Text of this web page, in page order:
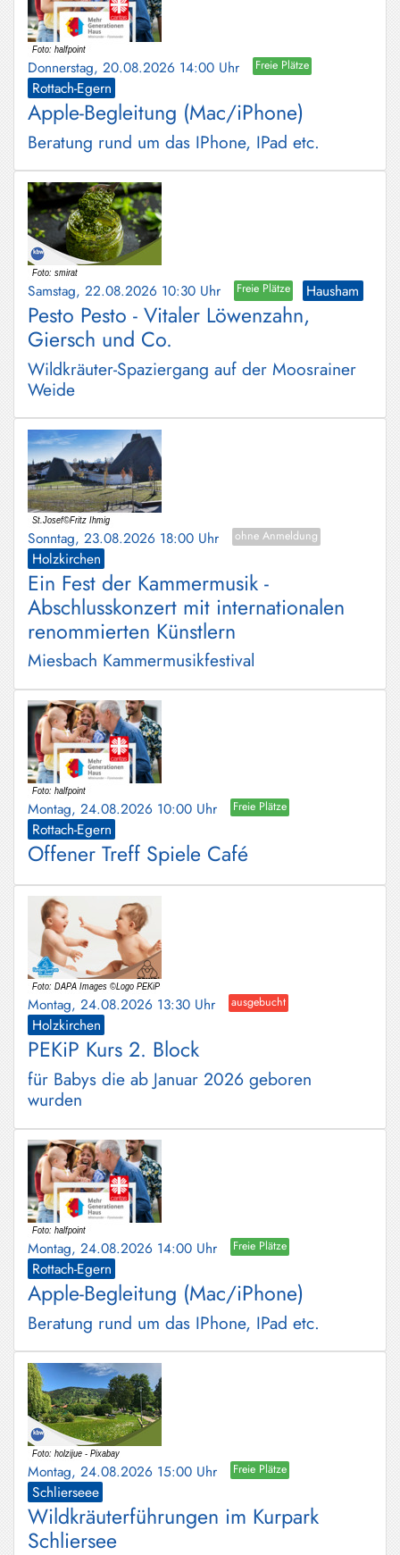
Donnerstag, 20.08.2026 14:00 Uhr Freie Plätze
Rottach-Egern
Apple-Begleitung (Mac/iPhone)
Beratung rund um das IPhone, IPad etc.
Samstag, 22.08.2026 10:30 Uhr Freie Plätze Hausham
Pesto Pesto - Vitaler Löwenzahn,
Giersch und Co.
Wildkräuter-Spaziergang auf der Moosrainer
Weide
Sonntag, 23.08.2026 18:00 Uhr ohne Anmeldung
Holzkirchen
Ein Fest der Kammermusik -
Abschlusskonzert mit internationalen
renommierten Künstlern
Miesbach Kammermusikfestival
Montag, 24.08.2026 10:00 Uhr Freie Plätze
Rottach-Egern
Offener Treff Spiele Café
Montag, 24.08.2026 13:30 Uhr ausgebucht
Holzkirchen
PEKiP Kurs 2. Block
für Babys die ab Januar 2026 geboren
wurden
Montag, 24.08.2026 14:00 Uhr Freie Plätze
Rottach-Egern
Apple-Begleitung (Mac/iPhone)
Beratung rund um das IPhone, IPad etc.
Montag, 24.08.2026 15:00 Uhr Freie Plätze
Schlierseee
Wildkräuterführungen im Kurpark
Schliersee